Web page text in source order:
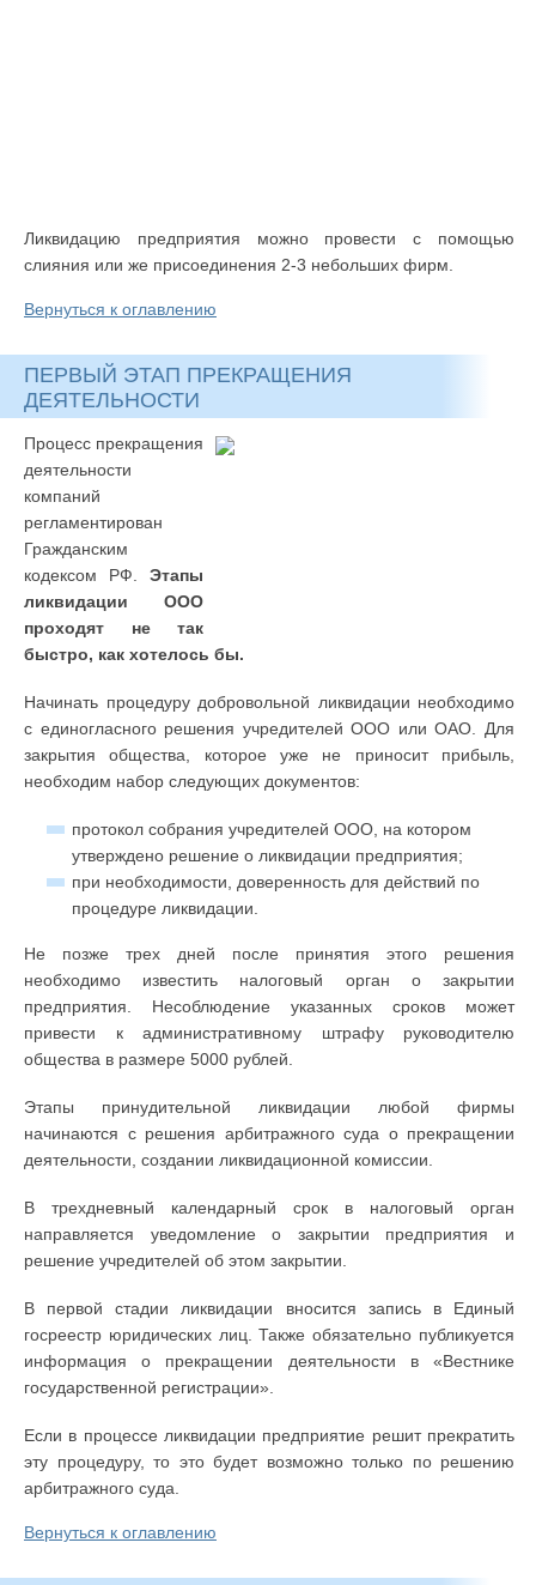
Ликвидацию предприятия можно провести с помощью
слияния или же присоединения 2-3 небольших фирм.
Вернуться к оглавлению
ПЕРВЫЙ ЭТАП ПРЕКРАЩЕНИЯ
ДЕЯТЕЛЬНОСТИ
Процесс прекращения
деятельности
компаний
регламентирован
Гражданским
кодексом РФ. Этапы
ликвидации ООО
проходят не так
быстро, как хотелось бы.
Начинать процедуру добровольной ликвидации необходимо
с единогласного решения учредителей ООО или ОАО. Для
закрытия общества, которое уже не приносит прибыль,
необходим набор следующих документов:
протокол собрания учредителей ООО, на котором
утверждено решение о ликвидации предприятия;
при необходимости, доверенность для действий по
процедуре ликвидации.
Не позже трех дней после принятия этого решения
необходимо известить налоговый орган о закрытии
предприятия. Несоблюдение указанных сроков может
привести к административному штрафу руководителю
общества в размере 5000 рублей.
Этапы принудительной ликвидации любой фирмы
начинаются с решения арбитражного суда о прекращении
деятельности, создании ликвидационной комиссии.
В трехдневный календарный срок в налоговый орган
направляется уведомление о закрытии предприятия и
решение учредителей об этом закрытии.
В первой стадии ликвидации вносится запись в Единый
госреестр юридических лиц. Также обязательно публикуется
информация о прекращении деятельности в «Вестнике
государственной регистрации».
Если в процессе ликвидации предприятие решит прекратить
эту процедуру, то это будет возможно только по решению
арбитражного суда.
Вернуться к оглавлению